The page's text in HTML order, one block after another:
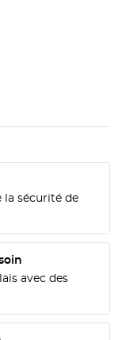
la sécurité de
avec des
des produits